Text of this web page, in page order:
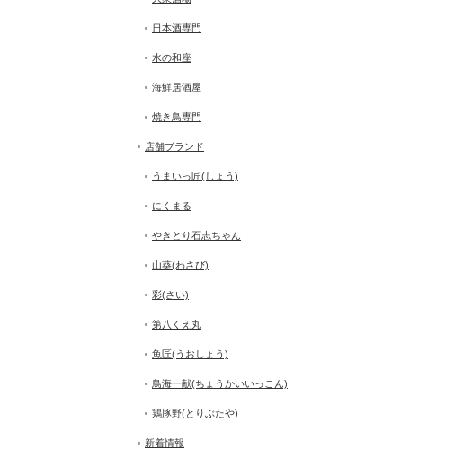
日本酒専門
水の和座
海鮮居酒屋
焼き鳥専門
店舗ブランド
うまいっ匠(しょう)
にくまる
やきとり石志ちゃん
山葵(わさび)
彩(さい)
第八くえ丸
魚匠(うおしょう)
鳥海一献(ちょうかいいっこん)
鶏豚野(とりぶたや)
新着情報